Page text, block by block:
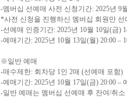
-멤버십 선예매 사전 신청기간: 2025년 9월
*사전 신청을 진행하신 멤버십 회원만
-선예매 인증기간: 2025년 10월 10일 (금)
-예매기간: 2025년 10월 13일 (월) 20:00 –
※일반 예매
-매수제한: 회차당 1인 2매 (선예매 포함)
-예매기간: 2025년 10월 17일 (금) 20:00 –
-일반 예매는 멤버십 선예매 후 잔여/취소